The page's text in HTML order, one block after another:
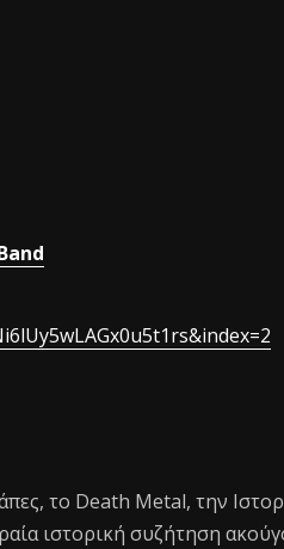
το Death Metal, την
ιστορική συζήτηση